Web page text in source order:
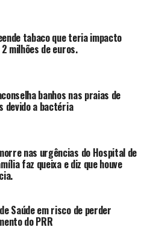
tabaco que teria impacto
milhões de euros.
banhos nas praias de
devido a bactéria
nas urgências do Hospital de
faz queixa e diz que houve
Saúde em risco de perder
do PRR